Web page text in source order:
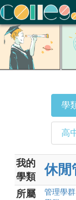
ColleGo! 大學選才與
學
高
我的
學類
休閒
所屬
管理學群